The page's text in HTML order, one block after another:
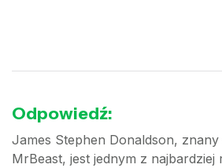
Odpowiedź:
James Stephen Donaldson, znany
MrBeast, jest jednym z